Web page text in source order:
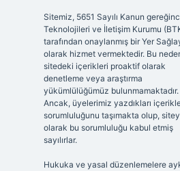
Sitemiz, 5651 Sayılı Kanun
Teknolojileri ve İletişim Kurumu
tarafından onaylanmış bir Yer
olarak hizmet vermektedir. Bu
sitedeki içerikleri proaktif olarak
denetleme veya araştırma
yükümlülüğümüz bulunmamaktadır.
Ancak, üyelerimiz yazdıkları
sorumluluğunu taşımakta olup,
olarak bu sorumluluğu kabul etmiş
sayılırlar.
Hukuka ve yasal düzenlemelere